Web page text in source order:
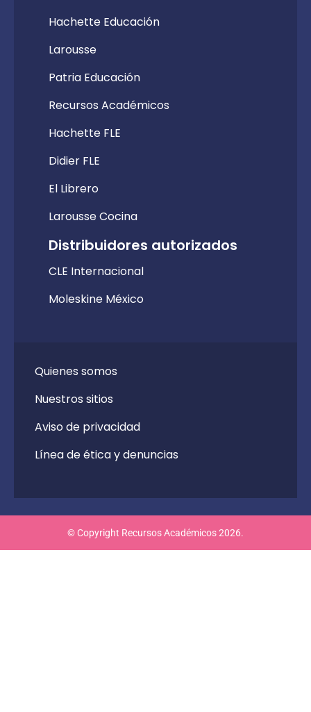
Hachette Educación
Larousse
Patria Educación
Recursos Académicos
Hachette FLE
Didier FLE
El Librero
Larousse Cocina
Distribuidores autorizados
CLE Internacional
Moleskine México
Quienes somos
Nuestros sitios
Aviso de privacidad
Línea de ética y denuncias
© Copyright Recursos Académicos 2026.